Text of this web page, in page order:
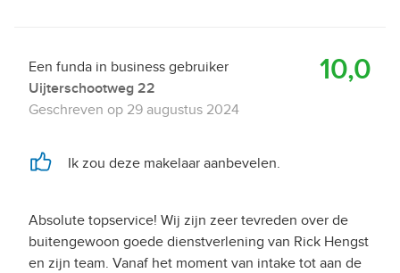
Een funda in business gebruiker
Uijterschootweg 22
Geschreven op 29 augustus 2024
10,0
Ik zou deze makelaar aanbevelen.
Absolute topservice! Wij zijn zeer tevreden over de
buitengewoon goede dienstverlening van Rick Hengst
en zijn team. Vanaf het moment van intake tot aan de